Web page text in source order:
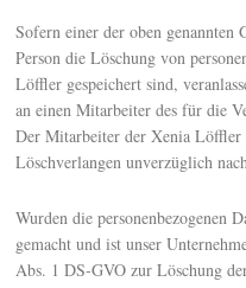
Sofern einer der oben
Person die Löschung von
Löffler gespeichert sind,
an einen Mitarbeiter des für die
Der Mitarbeiter der Xenia Löffler
Löschverlangen unverzüglich
Wurden die personenbezogenen
gemacht und ist unser
Abs. 1 DS-GVO zur Löschung